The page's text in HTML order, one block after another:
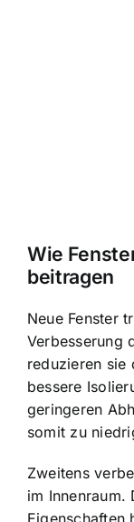
Wie
beitragen
Neue Fenster
Verbesserung
reduzieren sie
bessere
geringeren
somit zu
Zweitens
im Innenraum.
Eigenschaften